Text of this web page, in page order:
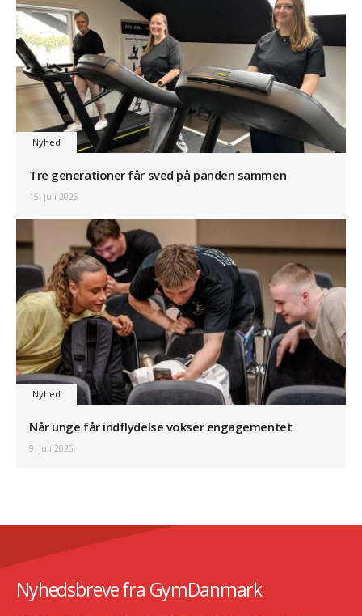
Nyhed
Tre generationer får sved på panden sammen
15. juli 2026
Nyhed
Når unge får indflydelse vokser engagementet
9. juli 2026
Nyhedsbreve fra GymDanmark